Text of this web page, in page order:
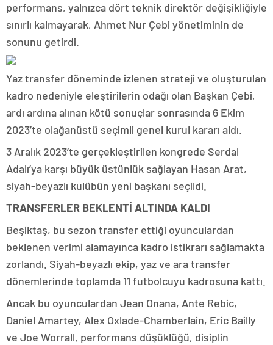
performans, yalnızca dört teknik direktör değişikliğiyle
sınırlı kalmayarak, Ahmet Nur Çebi yönetiminin de
sonunu getirdi.
Yaz transfer döneminde izlenen strateji ve oluşturulan
kadro nedeniyle eleştirilerin odağı olan Başkan Çebi,
ardı ardına alınan kötü sonuçlar sonrasında 6 Ekim
2023’te olağanüstü seçimli genel kurul kararı aldı.
3 Aralık 2023’te gerçekleştirilen kongrede Serdal
Adalı’ya karşı büyük üstünlük sağlayan Hasan Arat,
siyah-beyazlı kulübün yeni başkanı seçildi.
TRANSFERLER BEKLENTİ ALTINDA KALDI
Beşiktaş, bu sezon transfer ettiği oyunculardan
beklenen verimi alamayınca kadro istikrarı sağlamakta
zorlandı. Siyah-beyazlı ekip, yaz ve ara transfer
dönemlerinde toplamda 11 futbolcuyu kadrosuna kattı.
Ancak bu oyunculardan Jean Onana, Ante Rebic,
Daniel Amartey, Alex Oxlade-Chamberlain, Eric Bailly
ve Joe Worrall, performans düşüklüğü, disiplin